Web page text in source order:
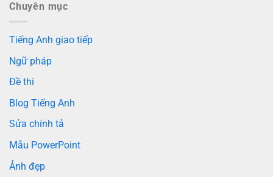
Chuyên mục
Tiếng Anh giao tiếp
Ngữ pháp
Đề thi
Blog Tiếng Anh
Sửa chính tả
Mẫu PowerPoint
Ảnh đẹp